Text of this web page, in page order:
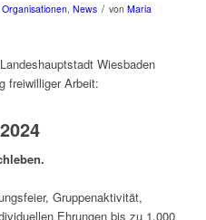
Organisationen, News / von Maria
Wiesbaden
freiwilliger Arbeit:
Gruppenaktivität,
Ehrungen bis zu 1.000